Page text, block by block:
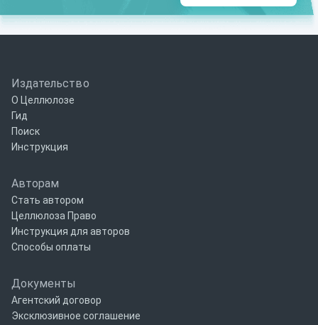
Издательство
О Целлюлозе
Гид
Поиск
Инструкция
Авторам
Стать автором
Целлюлоза Право
Инструкция для авторов
Способы оплаты
Документы
Агентский договор
Эксклюзивное соглашение